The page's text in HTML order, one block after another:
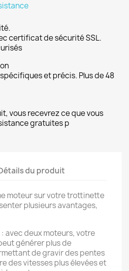
certificat de sécurité SSL.
et précis. Plus de 48
vous recevrez ce que vous
gratuites p
du produit
moteur sur votre trottinette
plusieurs avantages,
: avec deux moteurs, votre
générer plus de
de gravir des pentes
des vitesses plus élevées et